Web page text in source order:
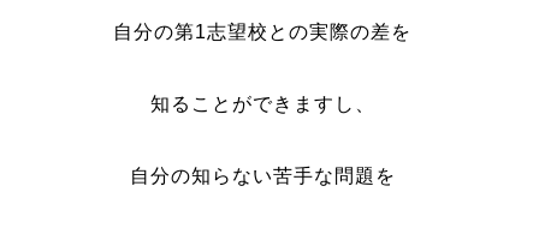
自分の第1志望校との実際の差を
知ることができますし、
自分の知らない苦手な問題を